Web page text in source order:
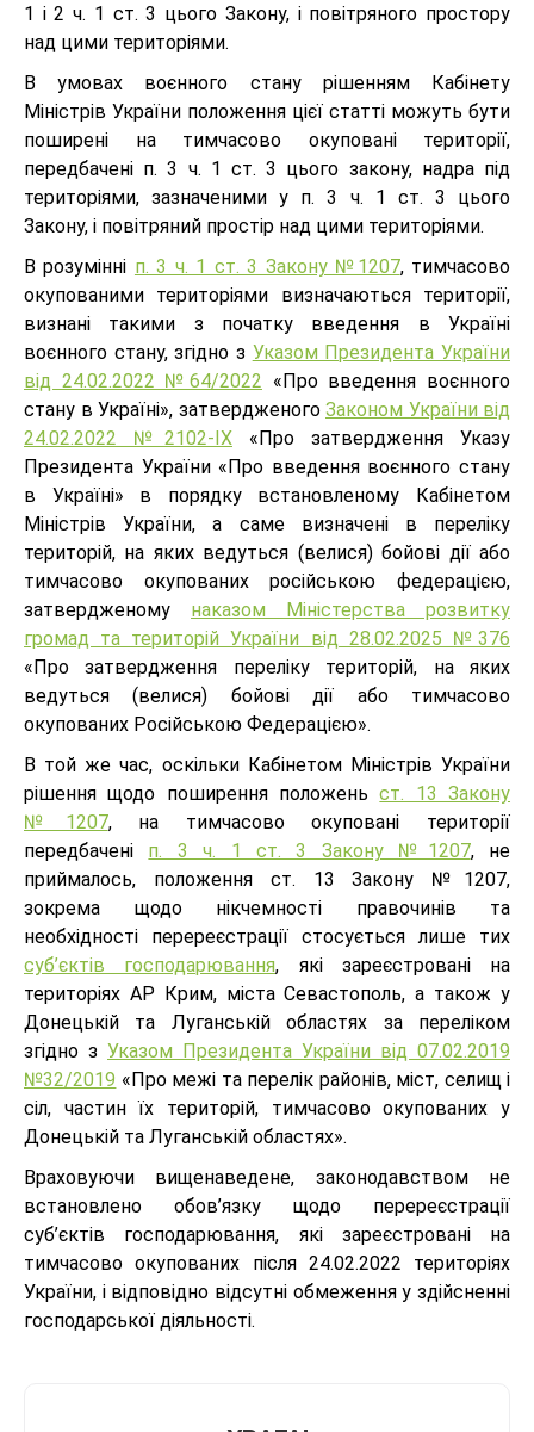
1 і 2 ч. 1 ст. 3 цього Закону, і повітряного простору
над цими територіями.
В умовах воєнного стану рішенням Кабінету
Міністрів України положення цієї статті можуть бути
поширені на тимчасово окуповані території,
передбачені п. 3 ч. 1 ст. 3 цього закону, надра під
територіями, зазначеними у п. 3 ч. 1 ст. 3 цього
Закону, і повітряний простір над цими територіями.
В розумінні п. 3 ч. 1 ст. 3 Закону №1207, тимчасово
окупованими територіями визначаються території,
визнані такими з початку введення в Україні
воєнного стану, згідно з Указом Президента України
від 24.02.2022 №64/2022 «Про введення воєнного
стану в Україні», затвердженого Законом України від
24.02.2022 №2102-ІХ «Про затвердження Указу
Президента України «Про введення воєнного стану
в Україні» в порядку встановленому Кабінетом
Міністрів України, а саме визначені в переліку
територій, на яких ведуться (велися) бойові дії або
тимчасово окупованих російською федерацією,
затвердженому наказом Міністерства розвитку
громад та територій України від 28.02.2025 №376
«Про затвердження переліку територій, на яких
ведуться (велися) бойові дії або тимчасово
окупованих Російською Федерацією».
В той же час, оскільки Кабінетом Міністрів України
рішення щодо поширення положеньст. 13 Закону
№1207, на тимчасово окуповані території
передбачені п. 3 ч. 1 ст. 3 Закону №1207, не
приймалось, положення ст. 13 Закону №1207,
зокрема щодо нікчемності правочинів та
необхідності перереєстрації стосується лише тих
суб’єктів господарювання, які зареєстровані на
територіях АР Крим, міста Севастополь, а також у
Донецькій та Луганській областях за переліком
згідно з Указом Президента України від 07.02.2019
№32/2019 «Про межі та перелік районів, міст, селищ і
сіл, частин їх територій, тимчасово окупованих у
Донецькій та Луганській областях».
Враховуючи вищенаведене, законодавством не
встановлено обов’язку щодо перереєстрації
суб’єктів господарювання, які зареєстровані на
тимчасово окупованих після 24.02.2022 територіях
України, і відповідно відсутні обмеження у здійсненні
господарської діяльності.